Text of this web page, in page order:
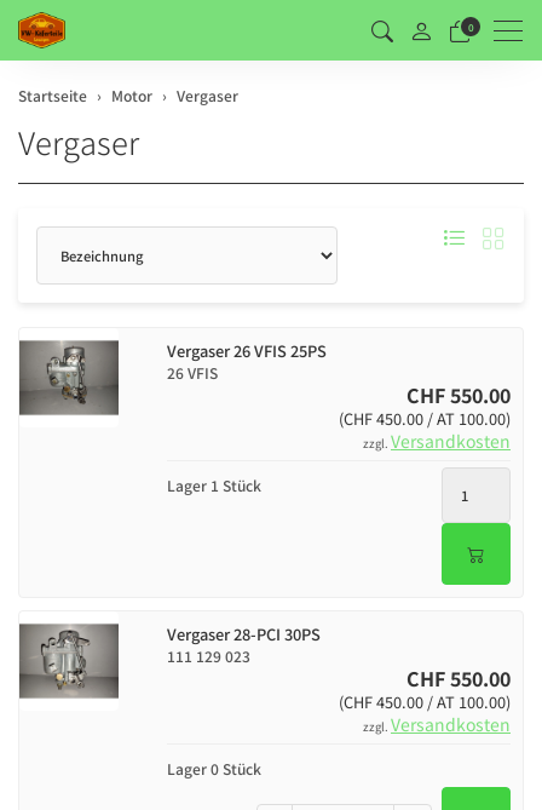
0
Startseite Motor Vergaser
Vergaser
Sortierung
Vergaser 26 VFIS 25PS
26 VFIS
CHF 550.00
(CHF 450.00 / AT 100.00)
zzgl. Versandkosten
Lager 1 Stück
Vergaser 28-PCI 30PS
111 129 023
CHF 550.00
(CHF 450.00 / AT 100.00)
zzgl. Versandkosten
Lager 0 Stück